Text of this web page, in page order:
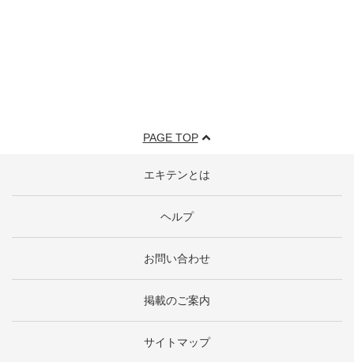
PAGE TOP
エキテンとは
ヘルプ
お問い合わせ
掲載のご案内
サイトマップ